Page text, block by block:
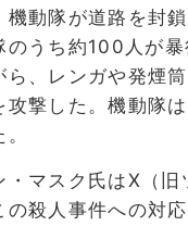
機動隊が道路を封
のうち約100人が暴
ら、レンガや発煙
攻撃した。機動隊
マスク氏はX（旧
の殺人事件への対